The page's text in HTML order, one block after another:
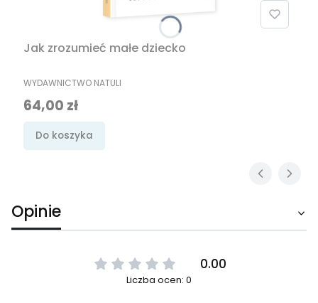
Jak zrozumieć małe dziecko
PRODUCENT
WYDAWNICTWO NATULI
Cena
64,00 zł
Do koszyka
Opinie
0.00
Liczba ocen: 0